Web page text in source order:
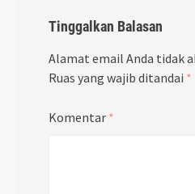
Tinggalkan Balasan
Alamat email Anda tidak
Ruas yang wajib ditandai *
Komentar *